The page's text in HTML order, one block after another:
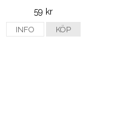
59 kr
INFO KÖP